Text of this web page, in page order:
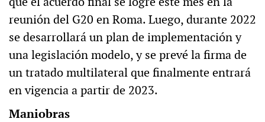
reunión del G20 en Roma. Luego, durante 2022
se desarrollará un plan de implementación y
una legislación modelo, y se prevé la firma de
un tratado multilateral que finalmente entrará
en vigencia a partir de 2023.
Maniobras